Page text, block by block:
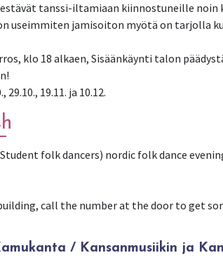
tanssi-iltamiaan kiinnostuneille noin
useimmiten jamisoiton myötä on tarjolla
klo 18 alkaen, Sisäänkäynti talon
folk dancers) nordic folk dance
call the number at the door to get
/ Kansanmusiikin ja